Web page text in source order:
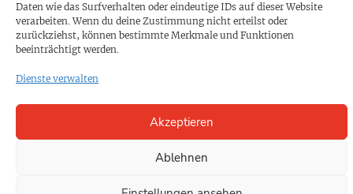
Daten wie das Surfverhalten oder eindeutige IDs auf dieser Website
verarbeiten. Wenn du deine Zustimmung nicht erteilst oder
zurückziehst, können bestimmte Merkmale und Funktionen
beeinträchtigt werden.
Dienste verwalten
Akzeptieren
Ablehnen
SPENDEN
Datenschutz